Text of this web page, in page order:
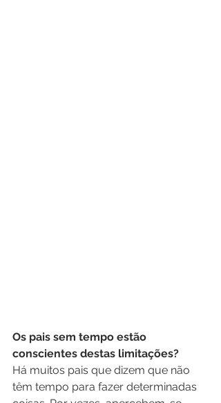
Os pais sem tempo estão
conscientes destas limitações?
Há muitos pais que dizem que não
têm tempo para fazer determinadas